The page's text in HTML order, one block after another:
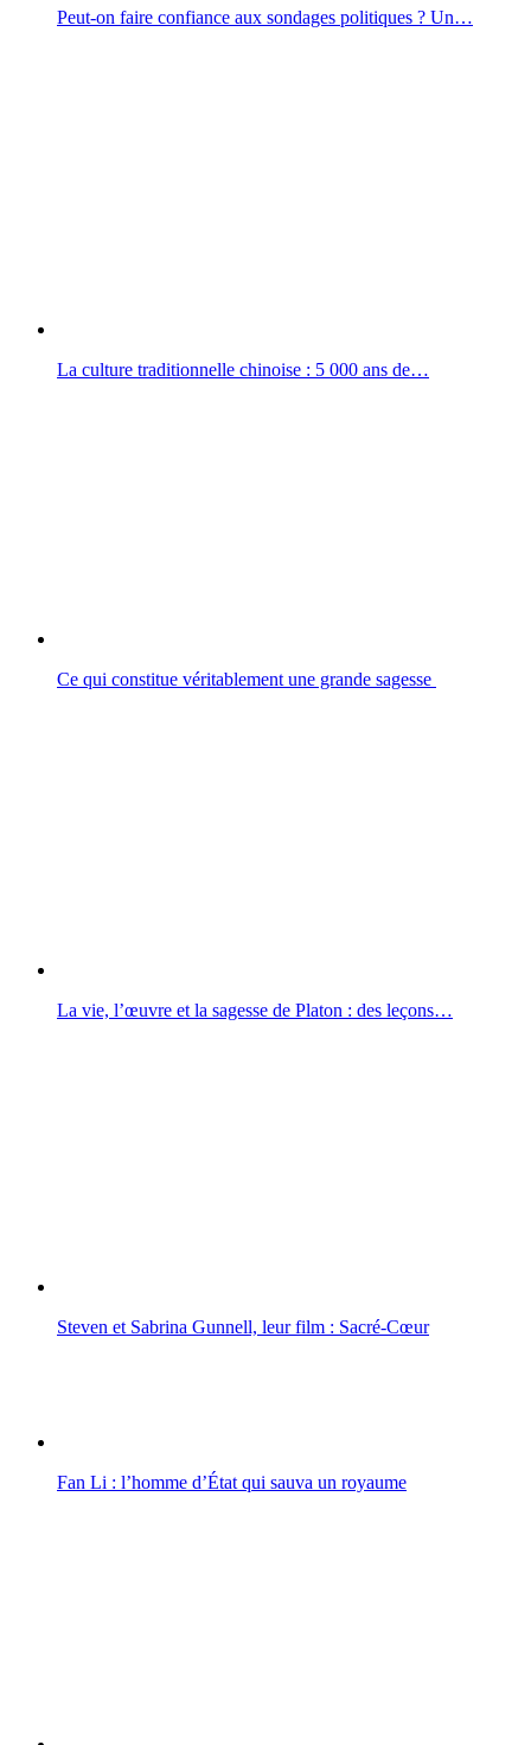
Peut-on faire confiance aux sondages politiques ? Un…
La culture traditionnelle chinoise : 5 000 ans de…
Ce qui constitue véritablement une grande sagesse
La vie, l’œuvre et la sagesse de Platon : des leçons…
Steven et Sabrina Gunnell, leur film : Sacré-Cœur
Fan Li : l’homme d’État qui sauva un royaume